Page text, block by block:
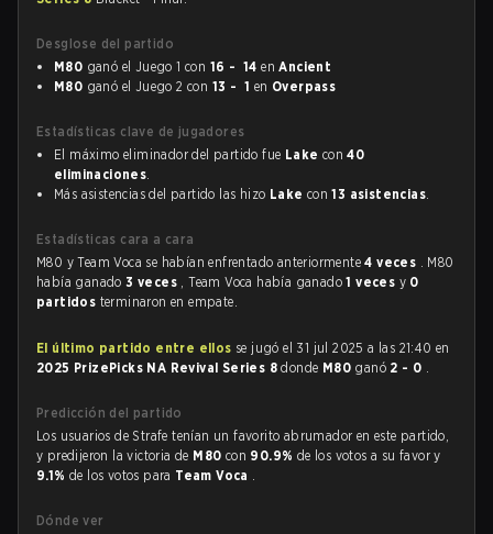
Desglose del partido
M80 ganó el Juego 1 con 16 - 14 enAncient
M80 ganó el Juego 2 con 13 - 1 en Overpass
Estadísticas clave de jugadores
El máximo eliminador del partido fue Lake con40
eliminaciones.
Más asistencias del partido las hizo Lake con13 asistencias.
Estadísticas cara a cara
M80 y Team Voca se habían enfrentado anteriormente4 veces . M80
había ganado3 veces , Team Voca había ganado1 veces y 0
partidos terminaron en empate.
El último partido entre ellos se jugó el 31 jul 2025 a las 21:40 en
2025 PrizePicks NA Revival Series 8donde M80 ganó 2 - 0 .
Predicción del partido
Los usuarios de Strafe tenían un favorito abrumador en este partido,
y predijeron la victoria de M80 con 90.9% de los votos a su favor y
9.1% de los votos para Team Voca .
Dónde ver